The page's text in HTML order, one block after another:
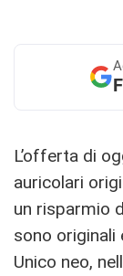
L’offerta di
auricolari
un risparmio
sono originali
Unico neo,